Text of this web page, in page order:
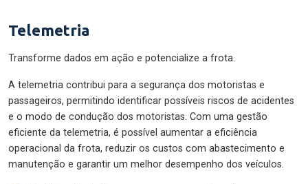
Telemetria
Transforme dados em ação e potencialize a frota.
A telemetria contribui para a segurança dos motoristas e
passageiros, permitindo identificar possíveis riscos de acidentes
e o modo de condução dos motoristas. Com uma gestão
eficiente da telemetria, é possível aumentar a eficiência
operacional da frota, reduzir os custos com abastecimento e
manutenção e garantir um melhor desempenho dos veículos.